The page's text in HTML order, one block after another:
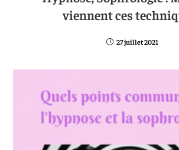
viennent ces
27 juillet 2021